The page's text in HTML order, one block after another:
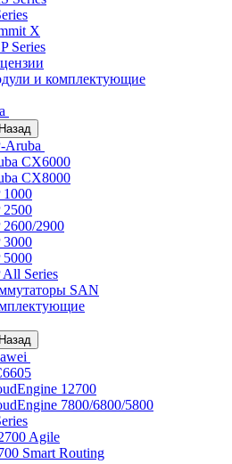
X
Series
и комплектующие
Назад
Aruba
CX6000
CX8000
1000
2500
2600/2900
3000
5000
All Series
SAN
Назад
12700
7800/6800/5800
Agile
Smart Routing